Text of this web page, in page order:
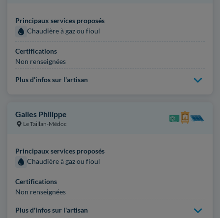
Principaux services proposés
Chaudière à gaz ou fioul
Certifications
Non renseignées
Plus d'infos sur l'artisan
Galles Philippe
Le Taillan-Médoc
Principaux services proposés
Chaudière à gaz ou fioul
Certifications
Non renseignées
Plus d'infos sur l'artisan